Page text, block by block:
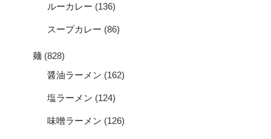
ルーカレー (136)
スープカレー (86)
麺 (828)
醤油ラーメン (162)
塩ラーメン (124)
味噌ラーメン (126)